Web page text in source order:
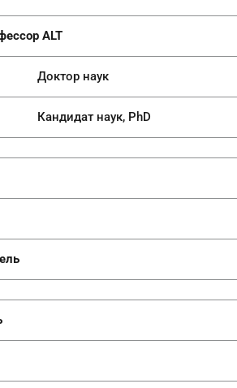
ALT
наук
наук, PhD